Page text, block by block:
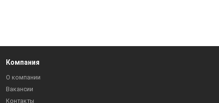
Компания
О компании
Вакансии
Контакты